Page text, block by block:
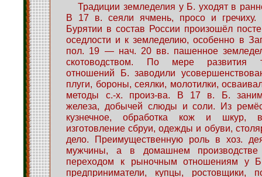
Традиции земледелия у Б. уходят в
В 17 в. сеяли ячмень, просо и гречиху.
Бурятии в состав России произошёл
оседлости и к земледелию, особенно в
пол. 19 — нач. 20 вв. пашенное
скотоводством. По мере развития
отношений Б. заводили
плуги, бороны, сеялки, молотилки,
методы с.-х. произ-ва. В 17 в. Б.
железа, добычей слюды и соли. Из
кузнечное, обработка кож и шкур,
изготовление сбруи, одежды и обуви,
дело. Преимущественную роль в хоз.
мужчины, а в домашнем
переходом к рыночным отношениям у
предприниматели, купцы, ростовщики,